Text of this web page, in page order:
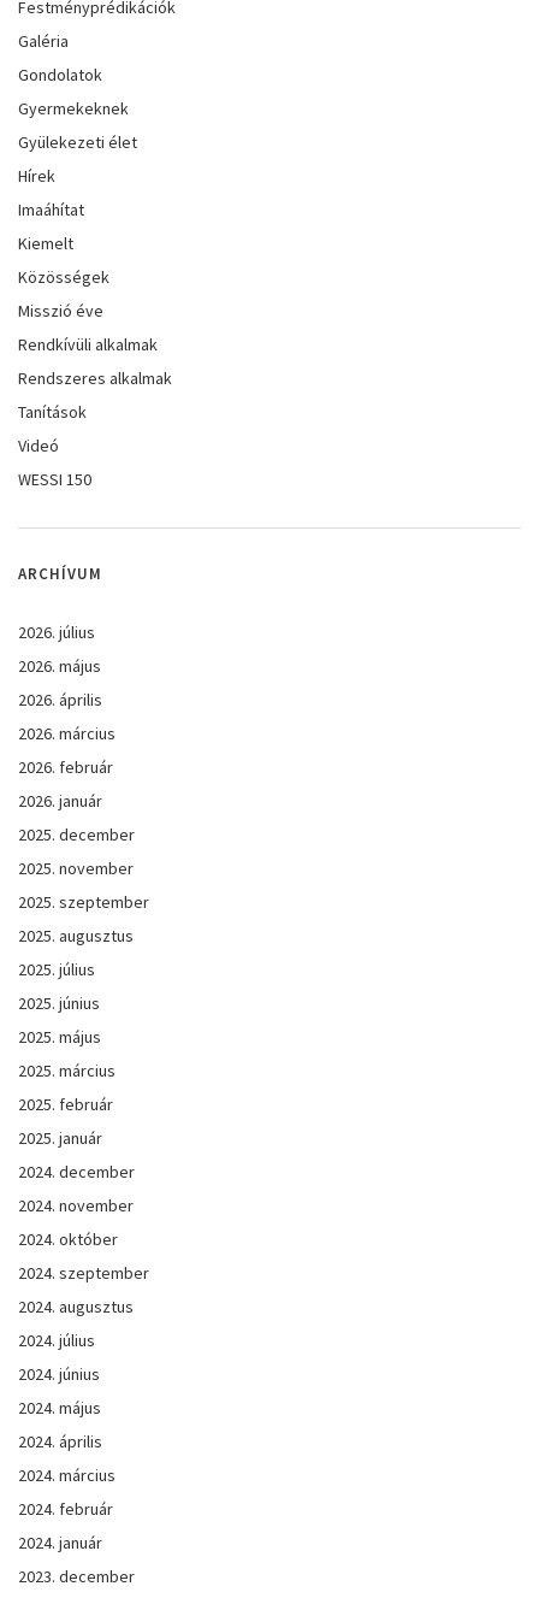
Festményprédikációk
Galéria
Gondolatok
Gyermekeknek
Gyülekezeti élet
Hírek
Imaáhítat
Kiemelt
Közösségek
Misszió éve
Rendkívüli alkalmak
Rendszeres alkalmak
Tanítások
Videó
WESSI 150
ARCHÍVUM
2026. július
2026. május
2026. április
2026. március
2026. február
2026. január
2025. december
2025. november
2025. szeptember
2025. augusztus
2025. július
2025. június
2025. május
2025. március
2025. február
2025. január
2024. december
2024. november
2024. október
2024. szeptember
2024. augusztus
2024. július
2024. június
2024. május
2024. április
2024. március
2024. február
2024. január
2023. december